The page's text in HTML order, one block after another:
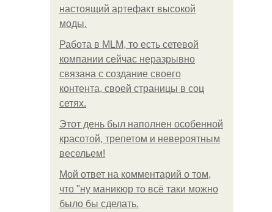
настоящий артефакт высокой
моды.
Работа в MLM, то есть сетевой
компании сейчас неразрывно
связана с создание своего
контента, своей страницы в соц
сетях.
Этот день был наполнен особенной
красотой, трепетом и невероятным
весельем!
Мой ответ на комментарий о том,
что "ну маникюр то всё таки можно
было бы сделать.